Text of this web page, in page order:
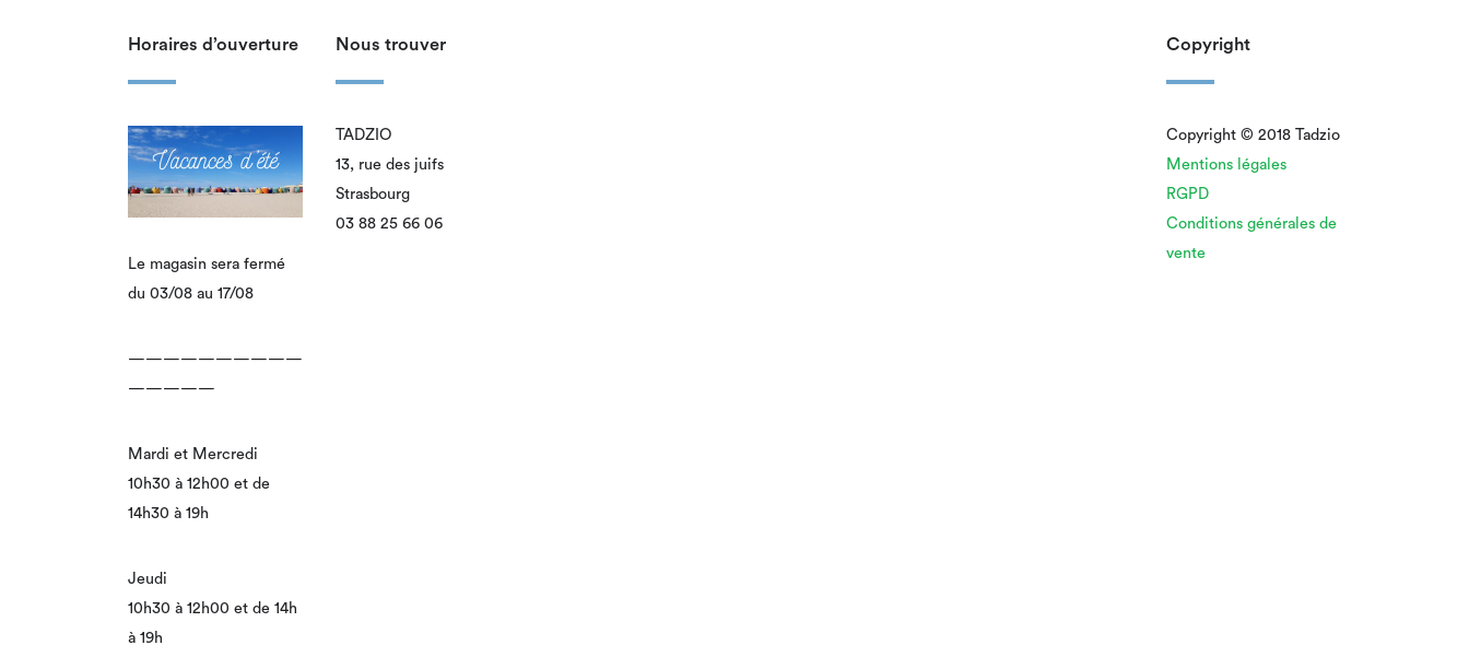
Horaires d’ouverture
Le magasin sera fermé
du 03/08 au 17/08
——————————
—————
Mardi et Mercredi
10h30 à 12h00 et de
14h30 à 19h
Jeudi
10h30 à 12h00 et de 14h
à 19h
Nous trouver
TADZIO
13, rue des juifs
Strasbourg
03 88 25 66 06
Copyright
Copyright © 2018 Tadzio
Mentions légales
RGPD
Conditions générales de
vente